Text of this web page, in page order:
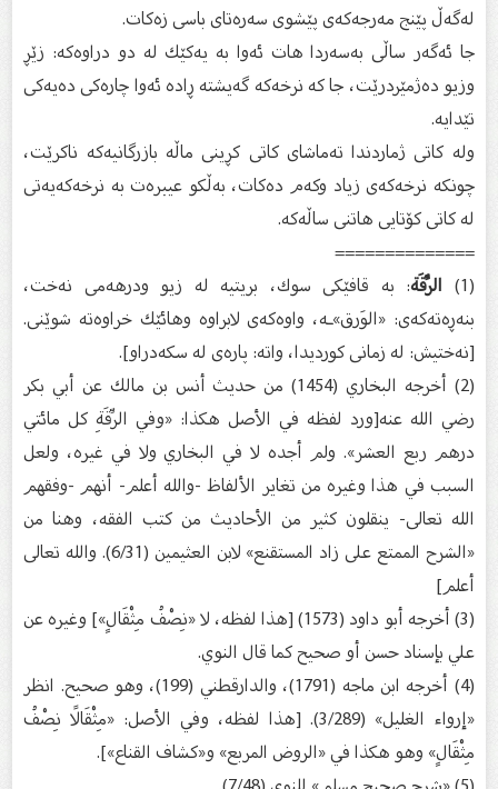
له‌گه‌ڵ پێنج مه‌رجه‌كه‌ى پێشوی سه‌ره‌تای باسی زه‌كات.
جا ئه‌گه‌ر ساڵی به‌سه‌ردا هات ئه‌وا به‌ یه‌كێك له‌ دو دراوه‌كه‌: زێڕ
وزیو ده‌ژمێردرێت، جا كه‌ نرخه‌كه‌ گه‌یشته‌ ڕاده‌ ئه‌وا چاره‌كی ده‌یه‌كی
تێدایه‌.
وله‌ كاتی ژماردندا ته‌ماشای كاتی كڕینی ماڵه‌ بازرگانیه‌كه‌ ناكرێت،
چونكه‌ نرخه‌كه‌ی زیاد وكه‌م ده‌كات، به‌ڵكو عیبره‌ت به‌ نرخه‌كه‌یه‌تی
له‌ كاتی كۆتایی هاتنی ساڵه‌كه‌.
==============
الرِّقَة: به‌ قافێكی سوك، بریتیه‌ له‌ زیو ودرهه‌می نه‌خت،
بنه‌ڕه‌ته‌كه‌ى: «الوَرق»ـه‌، واوه‌كه‌ى لابراوه‌ وهائێك خراوه‌ته‌ شوێنی.
[نه‌ختیش: له‌ زمانی كوردیدا، واته‌: پاره‌ی له‌ سكه‌دراو].
(2) أخرجه البخاري (1454) من حديث أنس بن مالك عن أبي بكر
رضي الله عنه[ورد لفظه في الأصل هكذا: «وفي الرِّقَةِ كل مائتي
درهم ربع العشر». ولم أجده لا في البخاري ولا في غيره، ولعل
السبب في هذا وغيره من تغاير الألفاظ -والله أعلم- أنهم -وفقهم
الله تعالى- ينقلون كثير من الأحاديث من كتب الفقه، وهنا من
«الشرح الممتع على زاد المستقنع» لابن العثيمين (6/31). والله تعالى
أعلم]
(3) أخرجه أبو داود (1573) [هذا لفظه، لا «نِصْفُ مِثْقَالٍ»] وغيره عن
علي بإسناد حسن أو صحيح كما قال النوي.
(4) أخرجه ابن ماجه (1791)، والدارقطني (199)، وهو صحيح. انظر
«إرواء الغليل» (3/289). [هذا لفظه، وفي الأصل: «مِثْقَالًا نِصْفُ
مِثْقَالٍ» وهو هكذا في «الروض المربع» و«كشاف القناع»].